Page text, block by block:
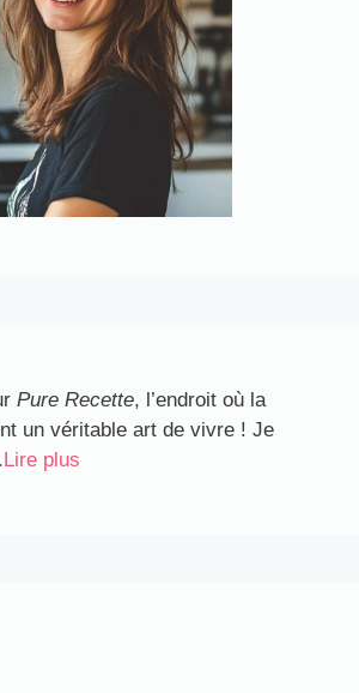
Pure Recette, l’endroit où la
un véritable art de vivre ! Je
Lire plus